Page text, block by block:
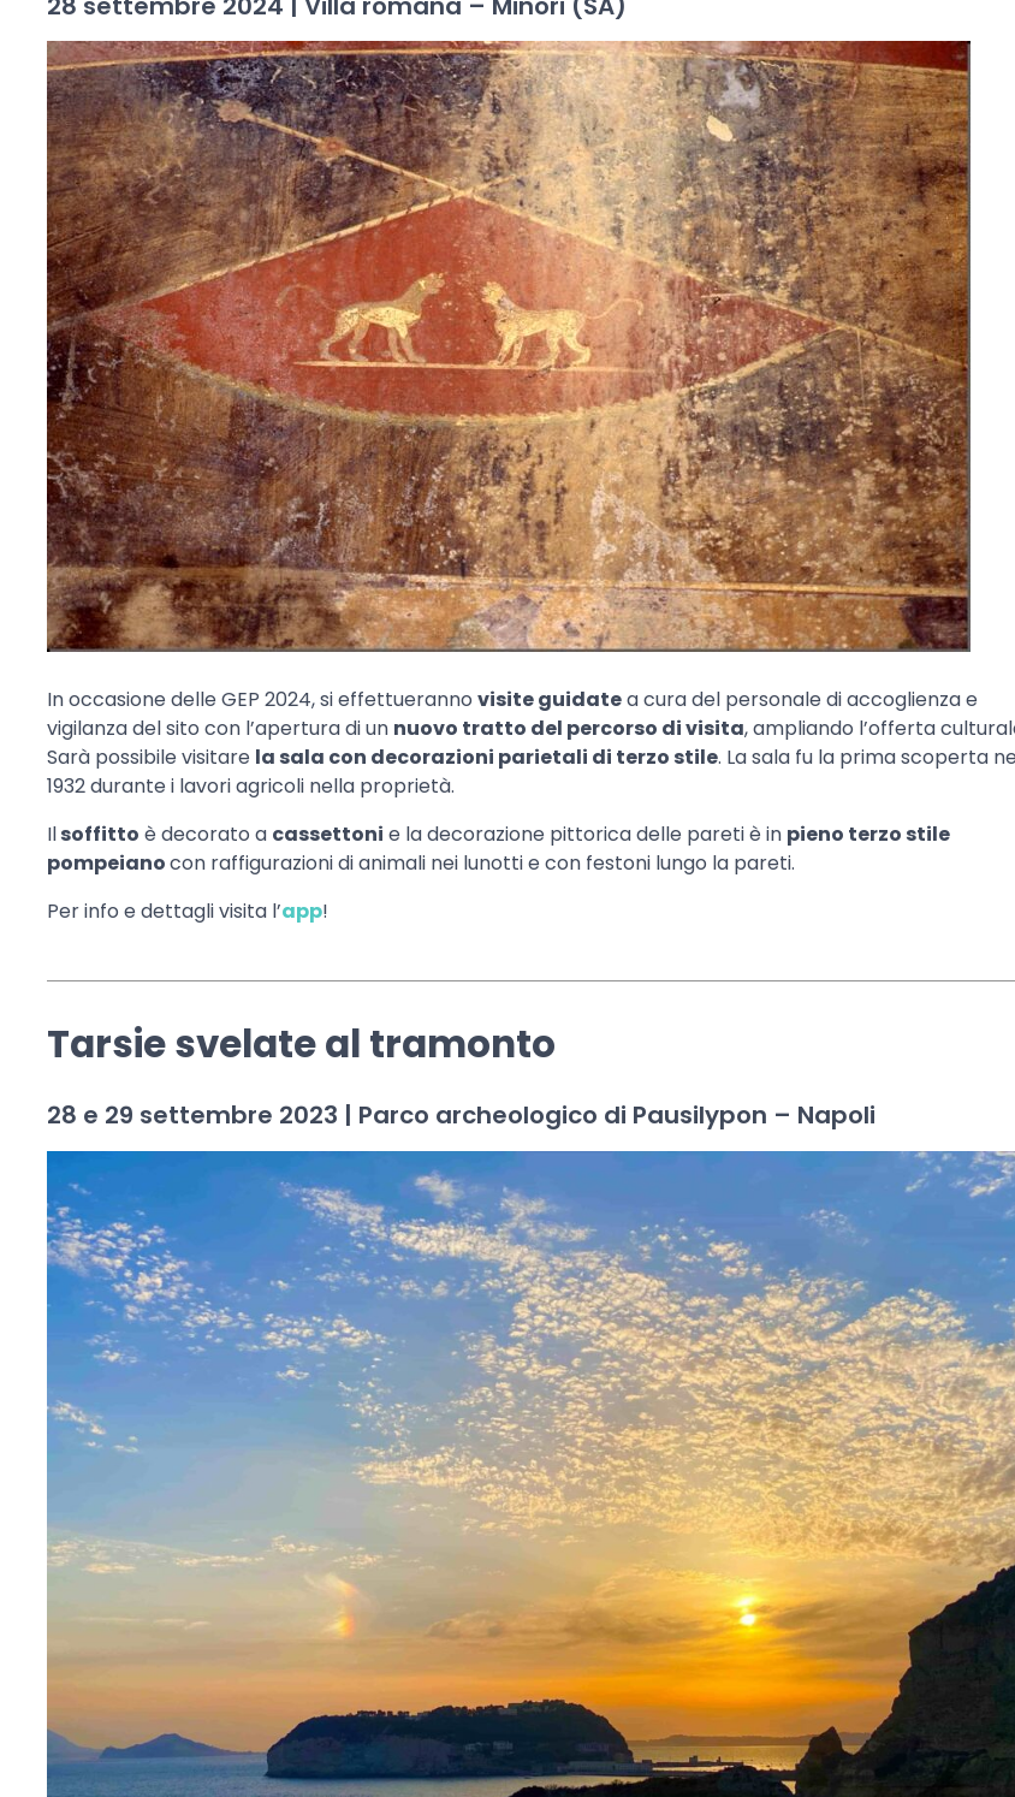
In occasione delle GEP 2024, si effettueranno visite guidatea cura del personale di accoglienza e
vigilanza del sito con l’apertura di un nuovo tratto del percorso di visita, ampliando l’offerta
Sarà possibile visitare la sala con decorazioni parietali di terzo stile. La sala fu la prima scoperta
1932 durante i lavori agricoli nella proprietà.
Ilsoffitto è decorato a cassettoni e la decorazione pittorica delle pareti è in pieno terzo stile
pompeianocon raffigurazioni di animali nei lunotti e con festoni lungo la pareti.
Per info e dettagli visita l’app!
Tarsie svelate al tramonto
28 e 29 settembre 2023 | Parco archeologico di Pausilypon – Napoli